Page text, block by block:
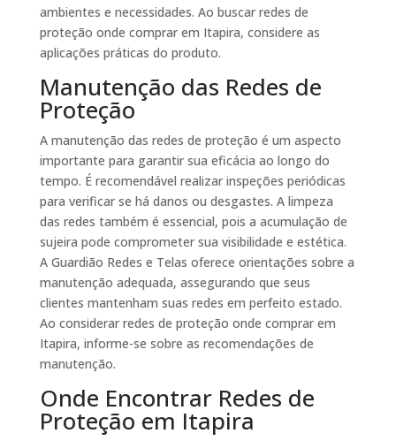
ambientes e necessidades. Ao buscar redes de
proteção onde comprar em Itapira, considere as
aplicações práticas do produto.
Manutenção das Redes de
Proteção
A manutenção das redes de proteção é um aspecto
importante para garantir sua eficácia ao longo do
tempo. É recomendável realizar inspeções periódicas
para verificar se há danos ou desgastes. A limpeza
das redes também é essencial, pois a acumulação de
sujeira pode comprometer sua visibilidade e estética.
A Guardião Redes e Telas oferece orientações sobre a
manutenção adequada, assegurando que seus
clientes mantenham suas redes em perfeito estado.
Ao considerar redes de proteção onde comprar em
Itapira, informe-se sobre as recomendações de
manutenção.
Onde Encontrar Redes de
Proteção em Itapira